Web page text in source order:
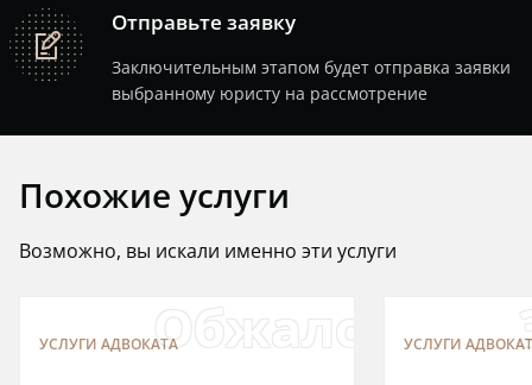
note
Отправьте заявку
Заключительным этапом будет отправка заявки
выбранному юристу на рассмотрение
Похожие услуги
Возможно, вы искали именно эти услуги
УСЛУГИ АДВОКАТА УСЛУГИ